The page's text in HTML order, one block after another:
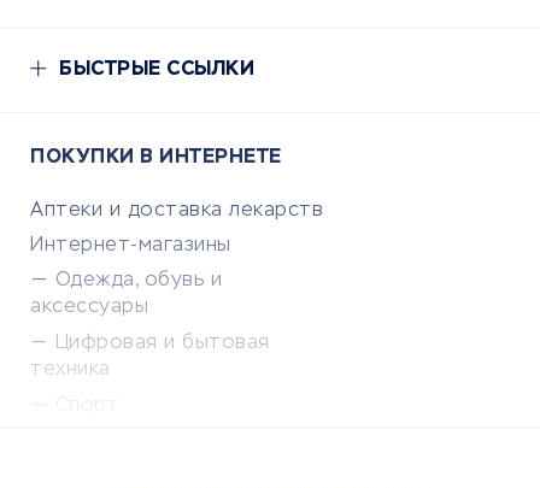
БЫСТРЫЕ ССЫЛКИ
ПОКУПКИ В ИНТЕРНЕТЕ
Аптеки и доставка лекарств
Интернет-магазины
Одежда, обувь и
аксессуары
Цифровая и бытовая
техника